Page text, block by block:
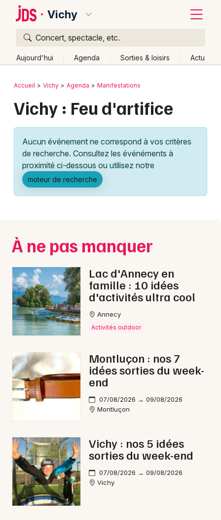
Vichy
Concert, spectacle, etc.
Aujourd'hui Agenda Sorties & loisirs Actu
Publier un événement
Grands événements
Activité & Expérience
Manifestations
Spectacles
Concerts
Sports
Soirées
Sorties famille
Expos
Sorties & loisirs
Feu d'artifice dans la Allier
Feu d'artifice en Auvergne-Rhône-Alpes
Bordeaux
Lille
Lyon
Marseille
Nantes
Nice
Paris
Strasbourg
Toulouse
Retour
Accueil Vichy Agenda Manifestations
Vichy : Feu d'artifice
Aucun événement ne correspond à vos critères
de recherche. Consultez les événéments à
proximité ci-dessous ou utilisez notre
moteur de recherche
À ne pas manquer
Lac d'Annecy en
famille : 10 idées
d'activités ultra cool
Annecy
Activités outdoor
Montluçon : nos 7
idées sorties du week-
end
07/08/2026 → 09/08/2026
Montluçon
Vichy : nos 5 idées
sorties du week-end
07/08/2026 → 09/08/2026
Vichy
Quoi ?
Où ?
Près de moi
Changer de lieu
Quand ?
Ce week-end